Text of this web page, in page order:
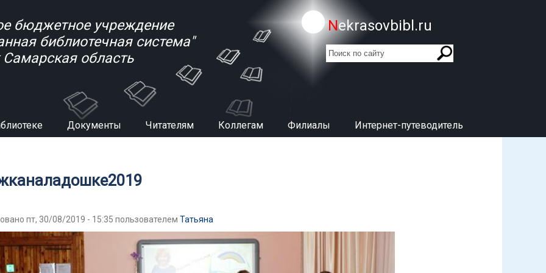
бюджетное учреждение
библиотечная система"
Самарская область
Nekrasovbibl.ru
Форма поиска
поиск
Документы Читателям Коллегам Филиалы Интернет-путеводитель
пт, 30/08/2019 - 15:35 пользователем Татьяна